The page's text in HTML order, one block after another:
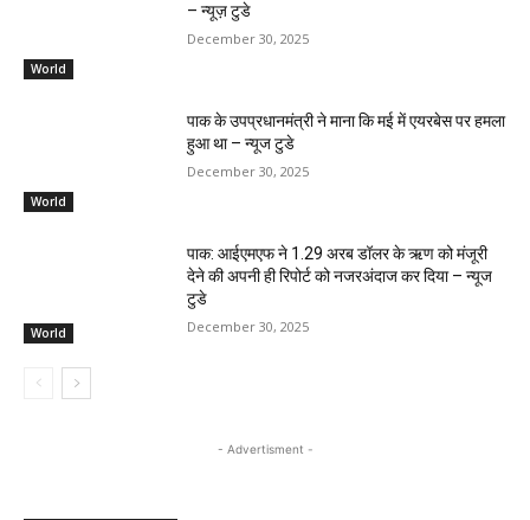
World
– न्यूज़ टुडे
December 30, 2025
World
पाक के उपप्रधानमंत्री ने माना कि मई में एयरबेस पर हमला
हुआ था – न्यूज टुडे
December 30, 2025
World
पाक: आईएमएफ ने 1.29 अरब डॉलर के ऋण को मंजूरी
देने की अपनी ही रिपोर्ट को नजरअंदाज कर दिया – न्यूज
टुडे
December 30, 2025
- Advertisment -